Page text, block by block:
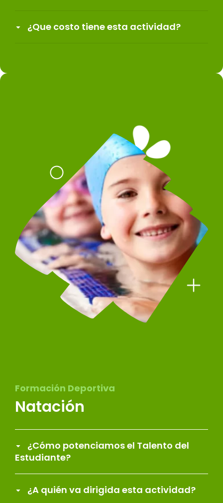
¿Que costo tiene esta actividad?
Formación Deportiva
Natación
¿Cómo potenciamos el Talento del
Estudiante?
¿A quién va dirigida esta actividad?